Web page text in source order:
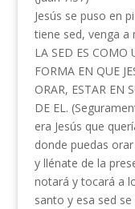
Jesús se puso en
tiene sed, venga a
LA SED ES COMO
FORMA EN QUE
ORAR, ESTAR EN
DE EL.
era Jesús que
donde puedas
y llénate de la
notará y tocará a
santo y esa sed